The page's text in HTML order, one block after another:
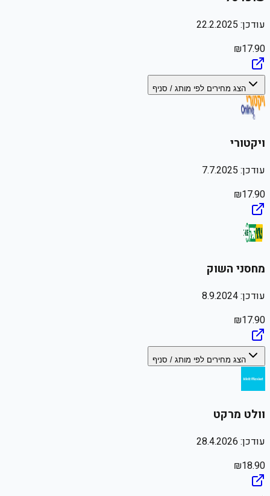
עודכן: 22.2.2025
₪17.90
הצג מחירים לפי מותג / סניף
ויקטורי
עודכן: 7.7.2025
₪17.90
מחסני השוק
עודכן:8.9.2024
₪17.90
הצג מחירים לפי מותג / סניף
וולט מרקט
עודכן: 28.4.2026
₪18.90